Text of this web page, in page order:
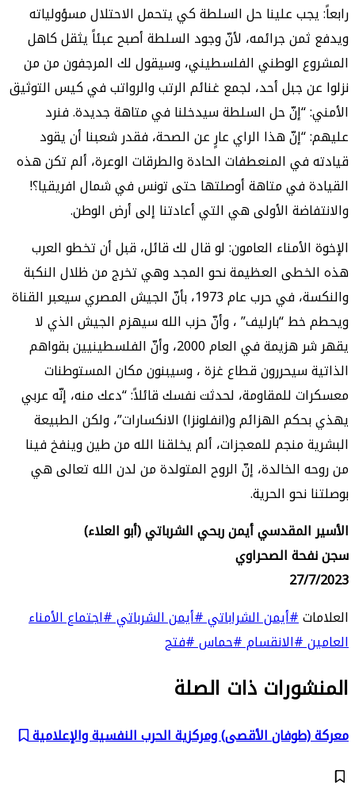
رابعاً: يجب علينا حل السلطة كي يتحمل الاحتلال مسؤولياته
ويدفع ثمن جرائمه، لأنّ وجود السلطة أصبح عبئاً يثقل كاهل
المشروع الوطني الفلسطيني، وسيقول لك المرجفون من من
نزلوا عن جبل أحد، لجمع غنائم الرتب والرواتب في كيس التوثيق
الأمني: “إنّ حل السلطة سيدخلنا في متاهة جديدة. فنرد
عليهم: “إنّ هذا الراي عارٍ عن الصحة، فقدر شعبنا أن يقود
قيادته في المنعطفات الحادة والطرقات الوعرة، ألم تكن هذه
القيادة في متاهة أوصلتها حتى تونس في شمال افريقيا؟!
والانتفاضة الأولى هي التي أعادتنا إلى أرض الوطن.
الإخوة الأمناء العامون: لو قال لك قائل، قبل أن تخطو العرب
هذه الخطى العظيمة نحو المجد وهي تخرج من ظلال النكبة
والنكسة، في حرب عام 1973، بأنّ الجيش المصري سيعبر القناة
ويحطم خط “بارليف” ، وأنّ حزب الله سيهزم الجيش الذي لا
يقهر شر هزيمة في العام 2000، وأنّ الفلسطينيين بقواهم
الذاتية سيحررون قطاع غزة ، وسيبنون مكان المستوطنات
معسكرات للمقاومة، لحدثت نفسك قائلاً: “دعك منه، إنّه عربي
يهذي بحكم الهزائم و(انفلونزا) الانكسارات”، ولكن الطبيعة
البشرية منجم للمعجزات، ألم يخلقنا الله من طين وينفخ فينا
من روحه الخالدة، إنّ الروح المتولدة من لدن الله تعالى هي
بوصلتنا نحو الحرية.
الأسير المقدسي أيمن ربحي الشرباتي (أبو العلاء)
سجن نفحة الصحراوي
27/7/2023
العلامات#أيمن الشراباتي#أيمن الشرباتي#اجتماع الأمناء
العامين#الانقسام#حماس#فتح
المنشورات ذات الصلة
معركة (طوفان الأقصى) ومركزية الحرب النفسية والإعلامية